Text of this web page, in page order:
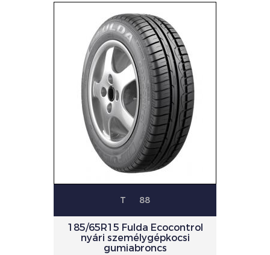
T 88
185/65R15 Fulda Ecocontrol
nyári személygépkocsi
gumiabroncs